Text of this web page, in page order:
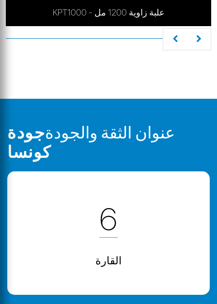
KPT1000 - علبة زاوية 1200 مل
عنوان الثقة والجودةجودة
كونسا
6
القارة